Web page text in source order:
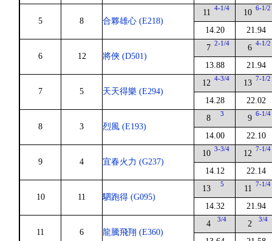
5 8 合夥雄心 (E218)
11 4-1/4
14.20
10 6-1/2
21.94
6 12 將俠 (D501)
7 2-1/4
13.88
6 4-1/2
21.94
7 5 天天得樂 (E294)
12 4-3/4
14.28
13 7-1/2
22.02
8 3 烈風 (E193)
8 3
14.00
9 6-1/4
22.10
9 4 宜春火力 (G237)
10 3-3/4
14.12
12 7-1/4
22.14
10 11 駟跑得 (G095)
13 5
14.32
11 7-1/4
21.94
11 6 龍騰飛翔 (E360)
4 3/4 2 3/4